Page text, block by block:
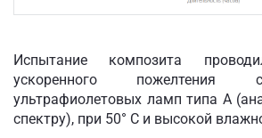
Испытание композита
ускоренного пожелтения
ультрафиолетовых ламп типа A
спектру), при 50° C и высокой